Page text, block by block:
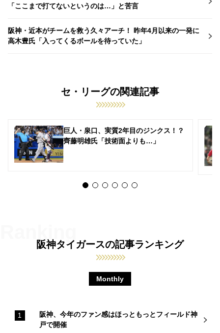
「ここまで打てないというのは…」と苦言
阪神・近本がチームを救う久々アーチ！ 昨年4月以来の一発に
高木豊氏「入ってくるボールを待っていた」
セ・リーグの関連記事
巨人・泉口、実質2年目のジンクス！？
齊藤明雄氏「技術面よりも…」
阪神タイガースの記事ランキング
Monthly
阪神、今年のファン感はほっともっとフィールド神
戸で開催